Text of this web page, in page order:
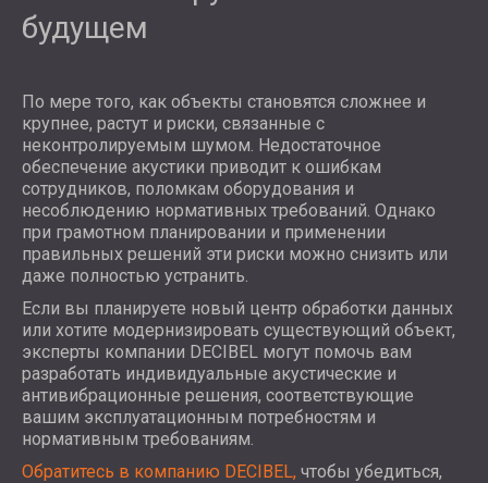
будущем
По мере того, как объекты становятся сложнее и
крупнее, растут и риски, связанные с
неконтролируемым шумом. Недостаточное
обеспечение акустики приводит к ошибкам
сотрудников, поломкам оборудования и
несоблюдению нормативных требований. Однако
при грамотном планировании и применении
правильных решений эти риски можно снизить или
даже полностью устранить.
Если вы планируете новый центр обработки данных
или хотите модернизировать существующий объект,
эксперты компании DECIBEL могут помочь вам
разработать индивидуальные акустические и
антивибрационные решения, соответствующие
вашим эксплуатационным потребностям и
нормативным требованиям.
Обратитесь в компанию DECIBEL, чтобы убедиться,